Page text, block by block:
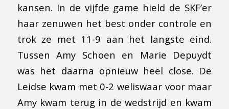
kansen. In de vijfde game hield de SKF’er
haar zenuwen het best onder controle en
trok ze met 11-9 aan het langste eind.
Tussen Amy Schoen en Marie Depuydt
was het daarna opnieuw heel close. De
Leidse kwam met 0-2 weliswaar voor maar
Amy kwam terug in de wedstrijd en kwam